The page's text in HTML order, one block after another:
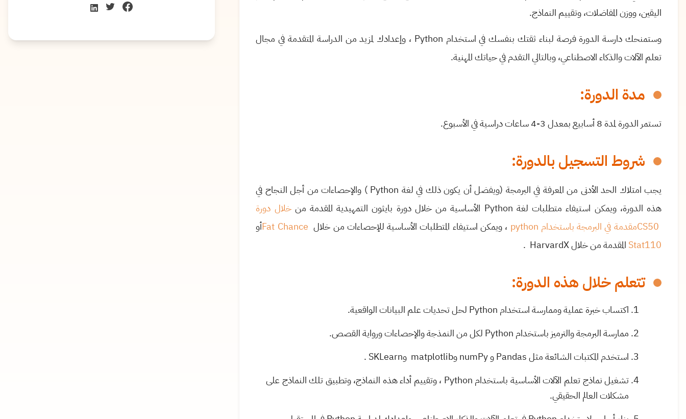
اليقين، ووزن المفاضلات، وتقييم النماذج.
وستمنحك دارسة الدورة فرصة لبناء ثقتك بنفسك في استخدام Python ، وإعدادك لمزيد من الدراسة المتقدمة في مجال
تعلم الآلاتوالذكاء الاصطناعي، وبالتالي التقدم في حياتك المهنية.
مدة الدورة:
تستمر الدورة لمدة 8 أسابيع بمعدل 3-4 ساعات دراسية في الأسبوع .
شروط التسجيل بالدورة:
يجب امتلاك الحد الأدنى من المعرفة في البرمجة (ويفضل أن يكون ذلك في لغة Python ) والإحصاءات من أجل النجاح في
هذه الدورة، ويمكن استيفاء متطلبات لغة Python الأساسية من خلال دورة بايثون التمهيدية المقدمة منخلال دورة
CS50مقدمة في البرمجة باستخدام python ، ويمكن استيفاء المتطلبات الأساسية للإحصاءات من خلال Fat Chanceأو
Stat110 المقدمة من خلالHarvardX
.
تتعلم خلال هذه الدورة:
اكتساب خبرة عملية وممارسة استخدام Python لحل تحديات علم البيانات الواقعية.
ممارسة البرمجة والترميز باستخدام Python لكل من النمذجة والإحصاءات ورواية القصص.
استخدم المكتبات الشائعة مثلPandasوnumPyوmatplotlib وSKLearn
.
تشغيل نماذج تعلم الآلات الأساسية باستخدام Python ، وتقييم أداء هذه النماذج، وتطبيق تلك النماذج على
مشكلات العالم الحقيقي.